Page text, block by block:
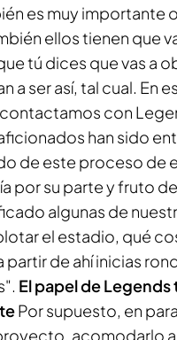
es muy importante
ellos tienen que
tú dices que vas a
a ser así, tal cual. En
con
han sido
de este proceso de
por su parte y fruto
algunas de
el estadio, qué
partir de ahí inicias
El papel de Legends
Por supuesto, en
acomodarlo